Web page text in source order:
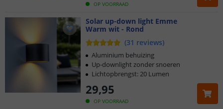
OP VOORRAAD
Solar up-down light Emme
Warm wit - Rond
(31 reviews)
OP VOORRAAD
29,95
Aluminium behuizing
Up-downlight zonder snoeren
Lichtopbrengst: 20 Lumen